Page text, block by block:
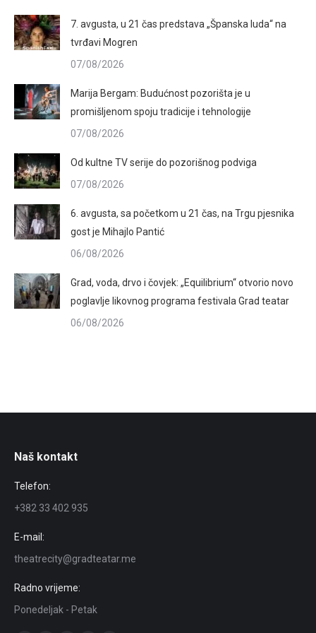
7. avgusta, u 21 čas predstava „Španska luda“ na
tvrđavi Mogren
07/08/2026
Marija Bergam: Budućnost pozorišta je u
promišljenom spoju tradicije i tehnologije
07/08/2026
Od kultne TV serije do pozorišnog podviga
07/08/2026
6. avgusta, sa početkom u 21 čas, na Trgu pjesnika
gost je Mihajlo Pantić
06/08/2026
Grad, voda, drvo i čovjek: „Equilibrium“ otvorio novo
poglavlje likovnog programa festivala Grad teatar
06/08/2026
Naš kontakt
Telefon:
+382 33 402 935
E-mail:
theatrecity@gradteatar.me
Radno vrijeme:
Ponedeljak - Petak